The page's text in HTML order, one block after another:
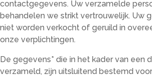
contactgegevens. Uw verzamelde
behandelen we strikt vertrouwelijk. Uw
niet worden verkocht of geruild in
onze verplichtingen.
De gegevens* die in het kader van een
verzameld, zijn uitsluitend bestemd